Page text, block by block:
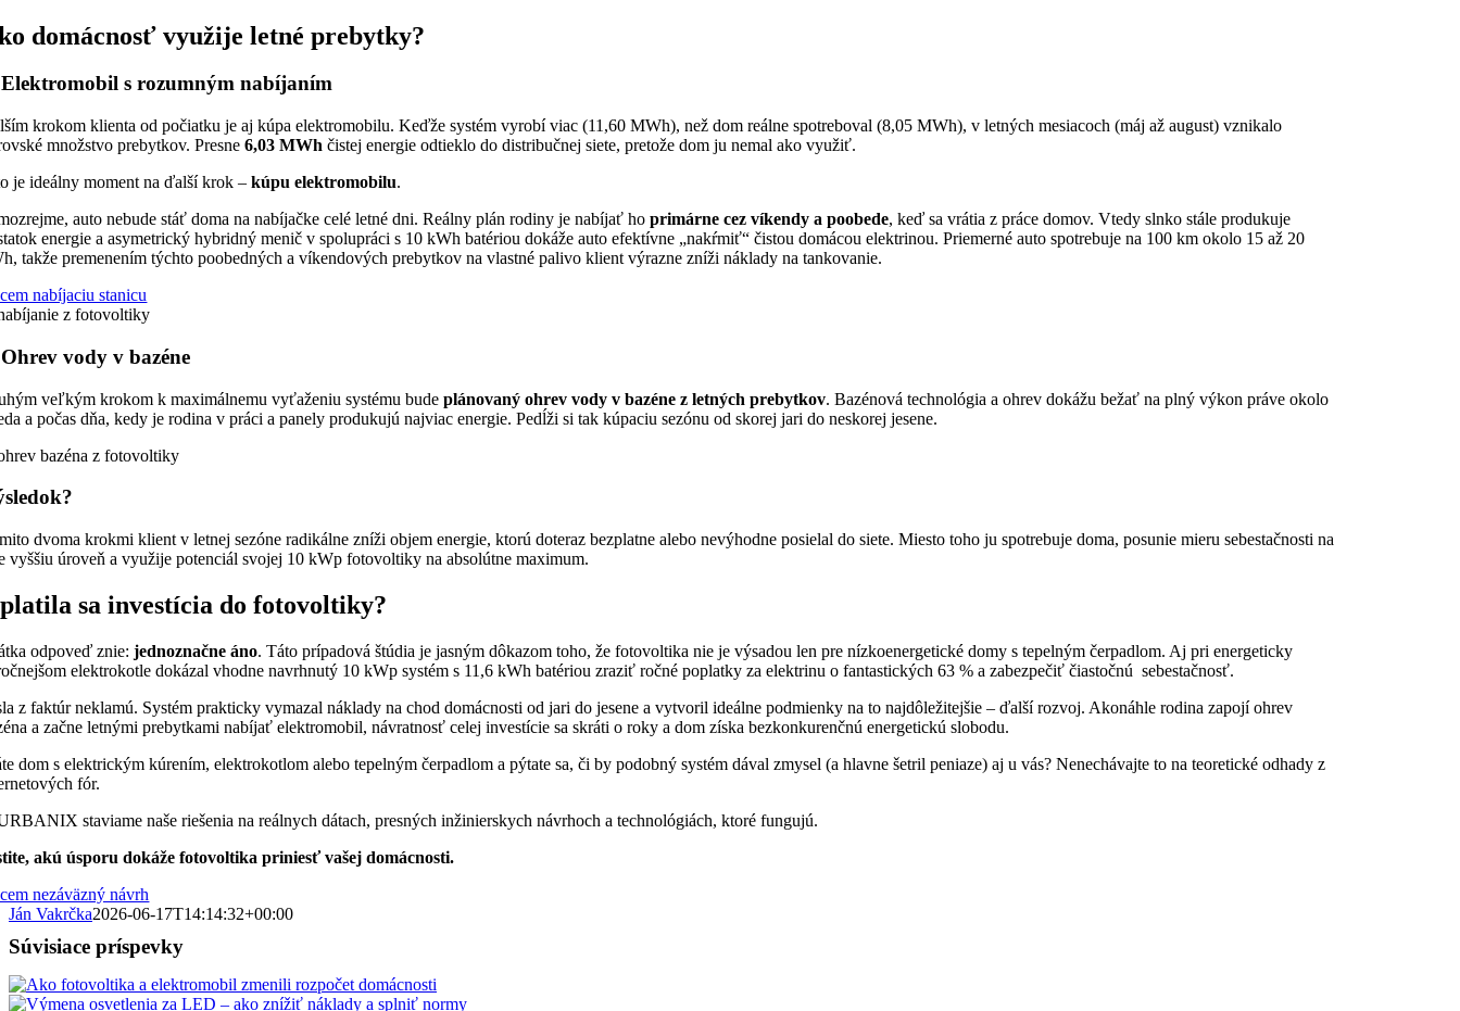
domácnosť využije letné prebytky?
s rozumným nabíjaním
krokom klienta od počiatku je aj kúpa elektromobilu. Keďže systém vyrobí viac (11,60 MWh), než dom reálne spotreboval (8,05 MWh), v letných mesiacoch (máj až august) vznikalo
množstvo prebytkov. Presne6,03 MWh čistej energie odtieklo do distribučnej siete, pretože dom ju nemal ako využiť.
je ideálny moment na ďalší krok –kúpu elektromobilu.
auto nebude stáť doma na nabíjačke celé letné dni. Reálny plán rodiny je nabíjať hoprimárne cez víkendy a poobede, keď sa vrátia z práce domov. Vtedy slnko stále produkuje
energie a asymetrický hybridný menič v spolupráci s 10 kWh batériou dokáže auto efektívne „nakŕmiť“ čistou domácou elektrinou. Priemerné auto spotrebuje na 100 km okolo 15 až 20
takže premenením týchto poobedných a víkendových prebytkov na vlastné palivo klient výrazne zníži náklady na tankovanie.
nabíjaciu stanicu
vody v bazéne
veľkým krokom k maximálnemu vyťaženiu systému budeplánovaný ohrev vody v bazéne z letných prebytkov. Bazénová technológia a ohrev dokážu bežať na plný výkon práve okolo
a počas dňa, kedy je rodina v práci a panely produkujú najviac energie. Pedĺži si tak kúpaciu sezónu od skorej jari do neskorej jesene.
dvoma krokmi klient v letnej sezóne radikálne zníži objem energie, ktorú doteraz bezplatne alebo nevýhodne posielal do siete. Miesto toho ju spotrebuje doma, posunie mieru sebestačnosti na
vyššiu úroveň a využije potenciál svojej 10 kWp fotovoltiky na absolútne maximum.
sa investícia do fotovoltiky?
odpoveď znie:jednoznačne áno. Táto prípadová štúdia je jasným dôkazom toho, že fotovoltika nie je výsadou len pre nízkoenergetické domy s tepelným čerpadlom. Aj pri energeticky
elektrokotle dokázal vhodne navrhnutý 10 kWp systém s 11,6 kWh batériou zraziť ročné poplatky za elektrinu o fantastických 63 % a zabezpečiť čiastočnú sebestačnosť.
z faktúr neklamú. Systém prakticky vymazal náklady na chod domácnosti od jari do jesene a vytvoril ideálne podmienky na to najdôležitejšie – ďalší rozvoj. Akonáhle rodina zapojí ohrev
a začne letnými prebytkami nabíjať elektromobil, návratnosť celej investície sa skráti o roky a dom získa bezkonkurenčnú energetickú slobodu.
dom s elektrickým kúrením, elektrokotlom alebo tepelným čerpadlom a pýtate sa, či by podobný systém dával zmysel (a hlavne šetril peniaze) aj u vás? Nenechávajte to na teoretické odhady z
fór.
staviame naše riešenia na reálnych dátach, presných inžinierskych návrhoch a technológiách, ktoré fungujú.
akú úsporu dokáže fotovoltika priniesť vašej domácnosti.
nezáväzný návrh
Ján Vakrčka2026-06-17T14:14:32+00:00
Súvisiace príspevky